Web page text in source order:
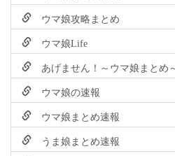
ウマ娘攻略まとめ
ウマ娘Life
あげません！～ウマ娘まとめ
ウマ娘の速報
ウマ娘まとめ速報
うま娘まとめ速報